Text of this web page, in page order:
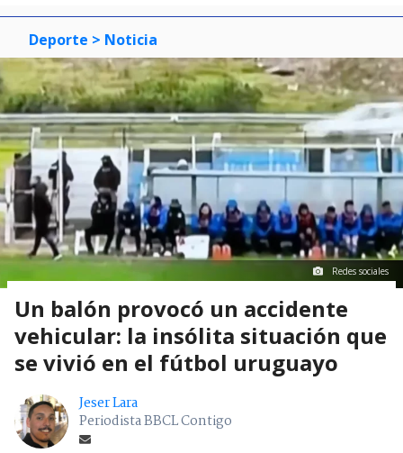
Deporte > Noticia
Redes sociales
Un balón provocó un accidente
vehicular: la insólita situación que
se vivió en el fútbol uruguayo
Jeser Lara
Periodista BBCL Contigo